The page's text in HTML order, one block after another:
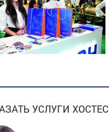
УСЛУГИ ХОСТЕС